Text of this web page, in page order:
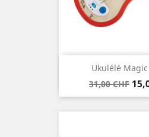
Ukulélé
31,00 CHF